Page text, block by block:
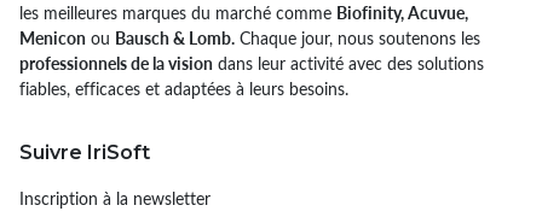
les meilleures marques du marché comme Biofinity, Acuvue,
Menicon ou Bausch & Lomb. Chaque jour, nous soutenons les
professionnels de la vision dans leur activité avec des solutions
fiables, efficaces et adaptées à leurs besoins.
Suivre IriSoft
Inscription à la newsletter